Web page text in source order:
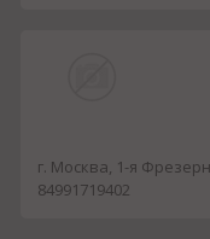
г. Москва, 1-я
84991719402